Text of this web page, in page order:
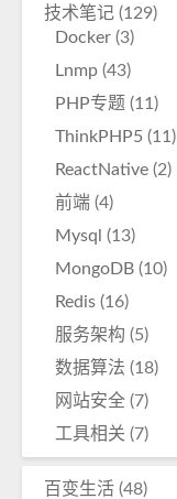
技术笔记 (129)
Docker (3)
Lnmp (43)
PHP专题 (11)
ThinkPHP5 (11)
ReactNative (2)
前端 (4)
Mysql (13)
MongoDB (10)
Redis (16)
服务架构 (5)
数据算法 (18)
网站安全 (7)
工具相关 (7)
百变生活 (48)